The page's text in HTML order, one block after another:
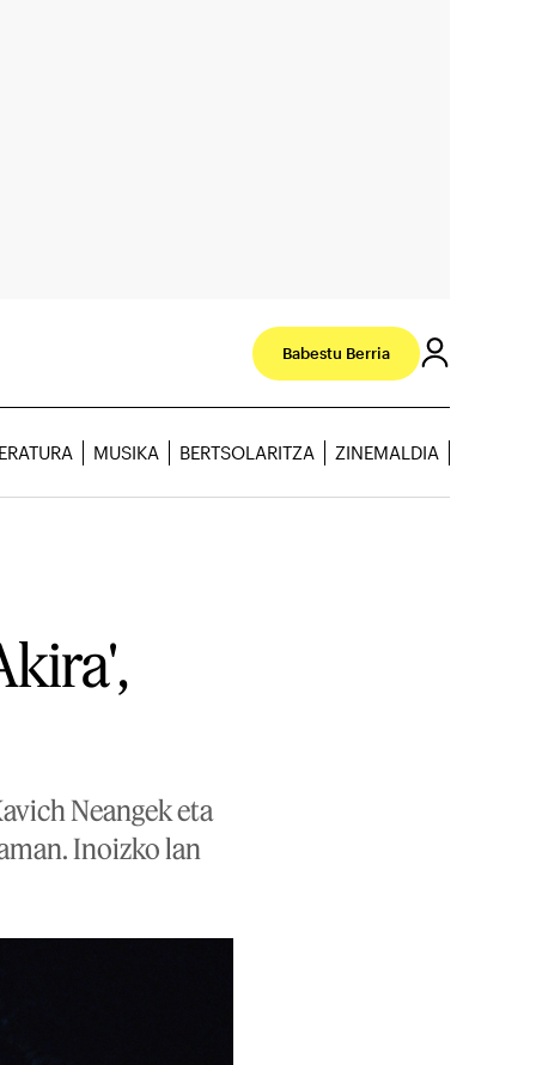
Babestu Berria
MUSIKA BERTSOLARITZA ZINEMALDIA
Neangek eta
Inoizko lan